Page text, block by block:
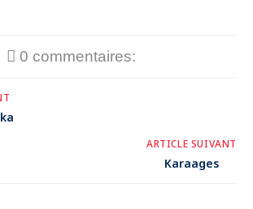
0 commentaires:
ARTICLE SUIVANT
Karaages